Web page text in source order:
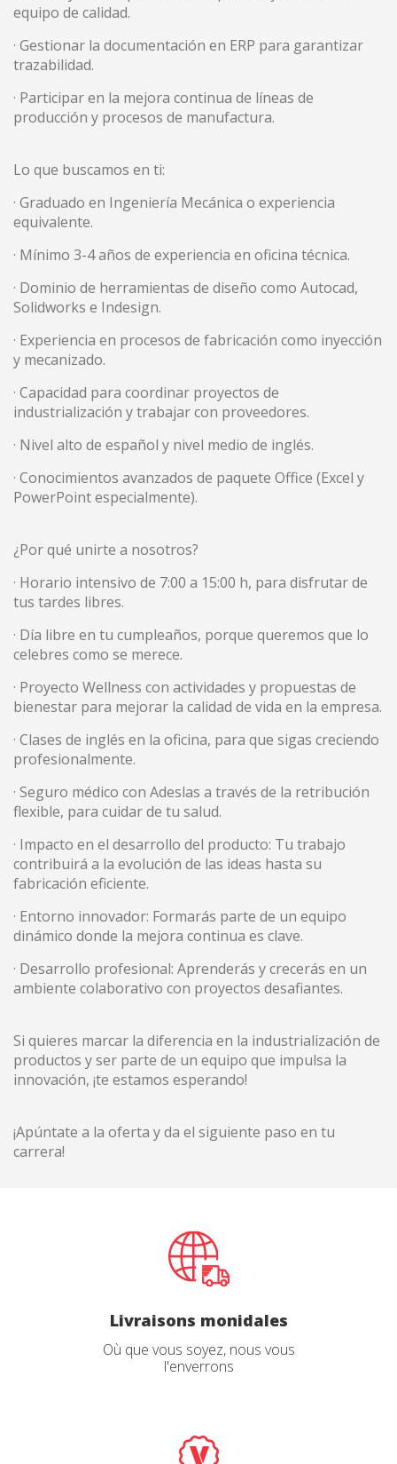
equipo de calidad.
· Gestionar la documentación en ERP para garantizar
trazabilidad.
· Participar en la mejora continua de líneas de
producción y procesos de manufactura.
Lo que buscamos en ti:
· Graduado en Ingeniería Mecánica o experiencia
equivalente.
· Mínimo 3-4 años de experiencia en oficina técnica.
· Dominio de herramientas de diseño como Autocad,
Solidworks e Indesign.
· Experiencia en procesos de fabricación como inyección
y mecanizado.
· Capacidad para coordinar proyectos de
industrialización y trabajar con proveedores.
· Nivel alto de español y nivel medio de inglés.
· Conocimientos avanzados de paquete Office (Excel y
PowerPoint especialmente).
¿Por qué unirte a nosotros?
· Horario intensivo de 7:00 a 15:00 h, para disfrutar de
tus tardes libres.
· Día libre en tu cumpleaños, porque queremos que lo
celebres como se merece.
· Proyecto Wellness con actividades y propuestas de
bienestar para mejorar la calidad de vida en la empresa.
· Clases de inglés en la oficina, para que sigas creciendo
profesionalmente.
· Seguro médico con Adeslas a través de la retribución
flexible, para cuidar de tu salud.
· Impacto en el desarrollo del producto: Tu trabajo
contribuirá a la evolución de las ideas hasta su
fabricación eficiente.
· Entorno innovador: Formarás parte de un equipo
dinámico donde la mejora continua es clave.
· Desarrollo profesional: Aprenderás y crecerás en un
ambiente colaborativo con proyectos desafiantes.
Si quieres marcar la diferencia en la industrialización de
productos y ser parte de un equipo que impulsa la
innovación, ¡te estamos esperando!
¡Apúntate a la oferta y da el siguiente paso en tu
carrera!
Livraisons monidales
Où que vous soyez, nous vous
l'enverrons
pouvant, s'il le souhaite, empêcher leur installation sur son
disque dur, même s'il doit garder à l'esprit qu'une telle
site.
Analyse et Personnalisation
Ils permettent le suivi et l'analyse du comportement des
Web pour l'élaboration des profils de navigation des
utilisateurs afin d'introduire des améliorations basées sur
utilisateurs du service. . Ils nous permettent de
sauvegarder les informations de préférence de l'utilisateur
meilleure expérience grâce aux produits recommandés.
Marketing et Publicité
les préférences et les choix personnels de l'utilisateur
grâce à l'observation continue de ses habitudes de
navigation. Grâce à eux, nous pouvons connaître les
publicités liées au profil de navigation de l'utilisateur.